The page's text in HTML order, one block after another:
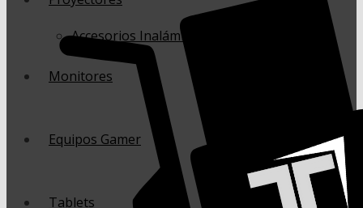
Accesorios Inalámbricos
Monitores
Equipos Gamer
Tablets